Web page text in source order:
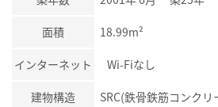
面積 18.99m²
インターネット Wi-Fiなし
建物構造 SRC(鉄骨鉄筋コンクリ